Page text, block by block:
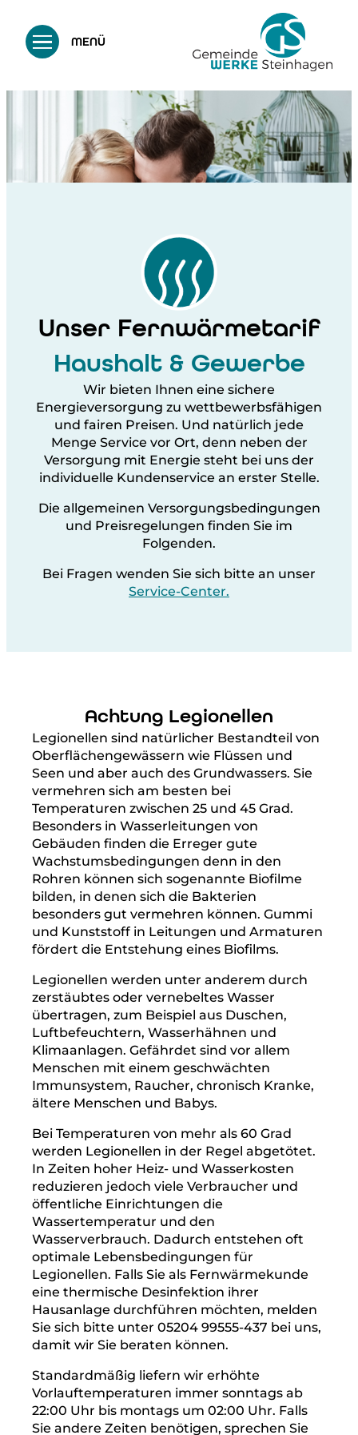
MENÜ
Wärmetarif für
Sie
Unser Fernwärmetarif
Haushalt & Gewerbe
Wir bieten Ihnen eine sichere
Energieversorgung zu wettbewerbsfähigen
und fairen Preisen. Und natürlich jede
Menge Service vor Ort, denn neben der
Versorgung mit Energie steht bei uns der
individuelle Kundenservice an erster Stelle.
Die allgemeinen Versorgungsbedingungen
und Preisregelungen finden Sie im
Folgenden.
Bei Fragen wenden Sie sich bitte an unser
Service-Center.
Achtung Legionellen
Legionellen sind natürlicher Bestandteil von
Oberflächengewässern wie Flüssen und
Seen und aber auch des Grundwassers. Sie
vermehren sich am besten bei
Temperaturen zwischen 25 und 45 Grad.
Besonders in Wasserleitungen von
Gebäuden finden die Erreger gute
Wachstumsbedingungen denn in den
Rohren können sich sogenannte Biofilme
bilden, in denen sich die Bakterien
besonders gut vermehren können. Gummi
und Kunststoff in Leitungen und Armaturen
fördert die Entstehung eines Biofilms.
Legionellen werden unter anderem durch
zerstäubtes oder vernebeltes Wasser
übertragen, zum Beispiel aus Duschen,
Luftbefeuchtern, Wasserhähnen und
Klimaanlagen. Gefährdet sind vor allem
Menschen mit einem geschwächten
Immunsystem, Raucher, chronisch Kranke,
ältere Menschen und Babys.
Bei Temperaturen von mehr als 60 Grad
werden Legionellen in der Regel abgetötet.
In Zeiten hoher Heiz- und Wasserkosten
reduzieren jedoch viele Verbraucher und
öffentliche Einrichtungen die
Wassertemperatur und den
Wasserverbrauch. Dadurch entstehen oft
optimale Lebensbedingungen für
Legionellen. Falls Sie als Fernwärmekunde
eine thermische Desinfektion ihrer
Hausanlage durchführen möchten, melden
Sie sich bitte unter 05204 99555-437 bei uns,
damit wir Sie beraten können.
Standardmäßig liefern wir erhöhte
Vorlauftemperaturen immer sonntags ab
22:00 Uhr bis montags um 02:00 Uhr. Falls
Sie andere Zeiten benötigen, sprechen Sie